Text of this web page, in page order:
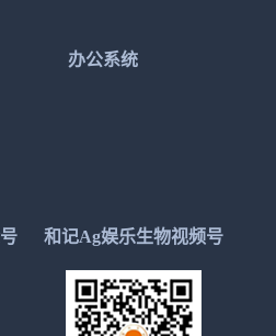
办公系统
和记Ag娱乐生物视频号